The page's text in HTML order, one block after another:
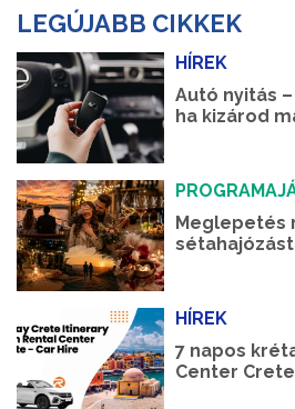
LEGÚJABB CIKKEK
HÍREK
Autó nyitás
ha kizárod
Meglepetés
HÍREK
7 napos
Center